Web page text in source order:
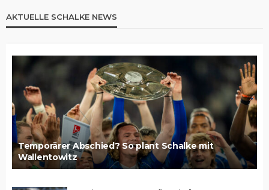
AKTUELLE SCHALKE NEWS
Temporärer Abschied? So plant Schalke mit
Wallentowitz